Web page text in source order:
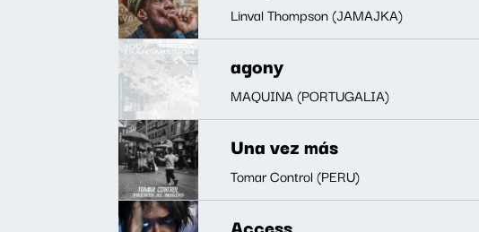
Linval Thompson (JAMAJKA)
agony
MAQUINA (PORTUGALIA)
Una vez más
Tomar Control (PERU)